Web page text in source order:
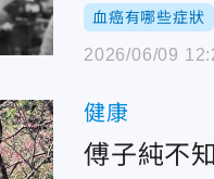
血癌有哪些症狀
2026/06/09
健康
傅子純不